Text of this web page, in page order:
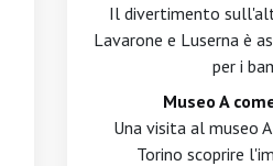
Il divertimento
Lavarone e Luserna è
per i
Museo A
Una visita al museo
Torino scoprire